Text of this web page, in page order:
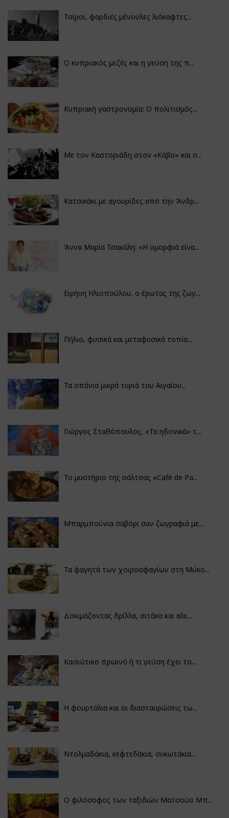
Τσίροι, φαρδιές μένουλες λιόκαφτες...
Ο κυπριακός μεζές και η γεύση της π...
Κυπριακή γαστρονομία: Ο πολιτισμός...
Με τον Καστοριάδη στον «Κάβο» και σ...
Κατσικάκι με αγουρίδες από την Άνδρ...
Άννα Μαρία Τσακάλη: «Η ομορφιά είνα...
Ειρήνη Ηλιοπούλου, ο έρωτας της ζωγ...
Πήλιο, φυσικά και μεταφυσικά τοπία...
Τα σπάνια μικρά τυριά του Αιγαίου...
Γιώργος Σταθόπουλος, «Τα ηδονικά» τ...
Το μυστήριο της σάλτσας «Café de Pa...
Μπαρμπούνια σαβόρι σαν ζωγραφιά με...
Τα φαγητά των χοιροσφαγίων στη Μύκο...
Δοκιμάζοντας δρίλλα, σιτάκα και αλε...
Κασιώτικο πρωινό ή τι γεύση έχει το...
Η φουρτάλια και οι διασταυρώσεις τω...
Ντολμαδάκια, κεφτεδάκια, συκωτάκια...
Ο φιλόσοφος των ταξιδιών Ματσούο Μπ...